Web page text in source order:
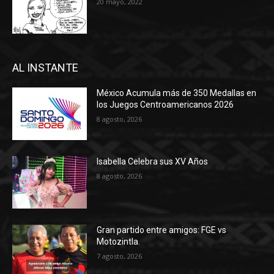
AL INSTANTE
México Acumula más de 350 Medallas en
los Juegos Centroamericanos 2026
8 agosto, 2026
Isabella Celebra sus XV Años
8 agosto, 2026
Gran partido entre amigos: FGE vs
Motozintla.
7 agosto, 2026